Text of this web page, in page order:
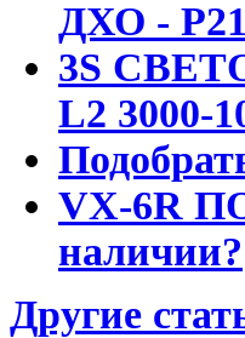
ДХО -
3S
L2 3000-
VX-6R
наличии?
Другие